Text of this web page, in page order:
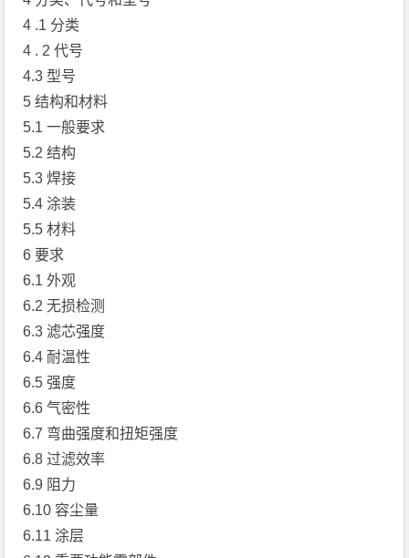
4 .1 分类
4 . 2 代号
4.3 型号
5 结构和材料
5.1 一般要求
5.2 结构
5.3 焊接
5.4 涂装
5.5 材料
6 要求
6.1 外观
6.2 无损检测
6.3 滤芯强度
6.4 耐温性
6.5 强度
6.6 气密性
6.7 弯曲强度和扭矩强度
6.8 过滤效率
6.9 阻力
6.10 容尘量
6.11 涂层